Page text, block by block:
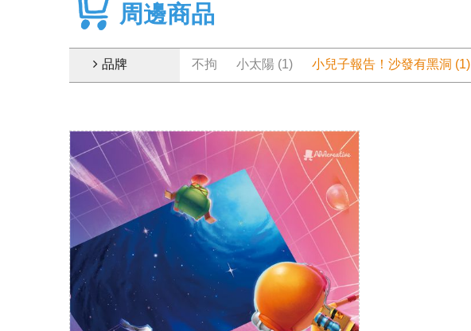
周邊商品
品牌 不拘 小太陽 (1) 小兒子報告！沙發有黑洞 (1)